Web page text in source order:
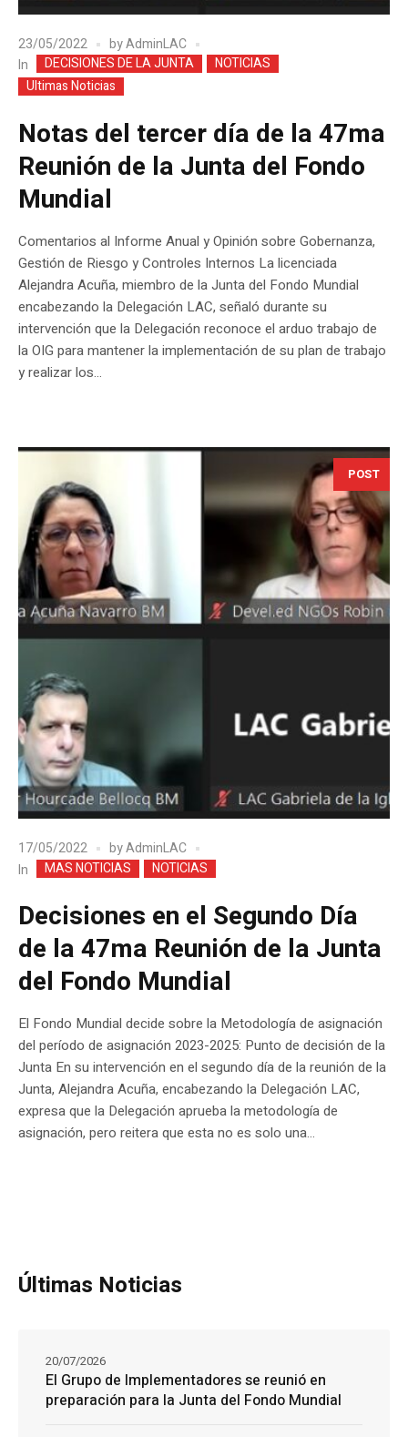
23/05/2022 byAdminLAC
In
DECISIONES DE LA JUNTA
NOTICIAS
Ultimas Noticias
Notas del tercer día de la 47ma
Reunión de la Junta del Fondo
Mundial
Comentarios al Informe Anual y Opinión sobre Gobernanza,
Gestión de Riesgo y Controles Internos La licenciada
Alejandra Acuña, miembro de la Junta del Fondo Mundial
encabezando la Delegación LAC, señaló durante su
intervención que la Delegación reconoce el arduo trabajo de
la OIG para mantener la implementación de su plan de trabajo
y realizar los...
POST
17/05/2022 byAdminLAC
In
MAS NOTICIAS NOTICIAS
Decisiones en el Segundo Día
de la 47ma Reunión de la Junta
del Fondo Mundial
El Fondo Mundial decide sobre la Metodología de asignación
del período de asignación 2023-2025: Punto de decisión de la
Junta En su intervención en el segundo día de la reunión de la
Junta, Alejandra Acuña, encabezando la Delegación LAC,
expresa que la Delegación aprueba la metodología de
asignación, pero reitera que esta no es solo una...
Últimas Noticias
El Grupo de Implementadores se reunió en
preparación para la Junta del Fondo Mundial
20/07/2026